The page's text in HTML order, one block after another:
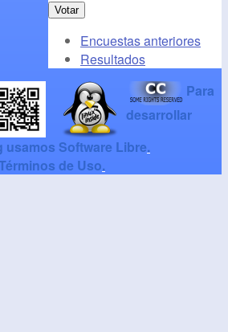
Encuestas anteriores
Resultados
Para
desarrollar
usamos Software Libre.
de Uso.